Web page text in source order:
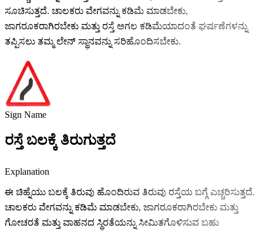
ಸೂಚಿಸುತ್ತದೆ. ಚಾಲಕರು ವೇಗವನ್ನು ಕಡಿಮೆ ಮಾಡಬೇಕು,
ಜಾಗರೂಕರಾಗಿರಬೇಕು ಮತ್ತು ರಸ್ತೆ ಅಗಲ ಕಡಿಮೆಯಾದಂತೆ ಘರ್ಷಣೆಗಳನ್ನು
ತಪ್ಪಿಸಲು ತಮ್ಮ ಲೇನ್ ಸ್ಥಾನವನ್ನು ಸರಿಹೊಂದಿಸಬೇಕು.
Sign Name
ರಸ್ತೆ ಬಲಕ್ಕೆ ತಿರುಗುತ್ತದೆ
Explanation
ಈ ಚಿಹ್ನೆಯು ಬಲಕ್ಕೆ ತಿರುವು ಹೊಂದಿರುವ ತಿರುವು ರಸ್ತೆಯ ಬಗ್ಗೆ ಎಚ್ಚರಿಸುತ್ತದೆ.
ಚಾಲಕರು ವೇಗವನ್ನು ಕಡಿಮೆ ಮಾಡಬೇಕು, ಜಾಗರೂಕರಾಗಿರಬೇಕು ಮತ್ತು
ಗೋಚರತೆ ಮತ್ತು ವಾಹನದ ಸ್ಥಿರತೆಯನ್ನು ಸೀಮಿತಗೊಳಿಸುವ ಬಹು